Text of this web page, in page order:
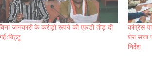
बिना जानकारी के करोड़ों रूपये की एफडी तोड़ दी
गई:बिट्टू
कांग्रेस
घेरा सत्ता
निर्देश